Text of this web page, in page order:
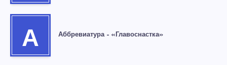
А Аббревиатура – «Главоснастка»